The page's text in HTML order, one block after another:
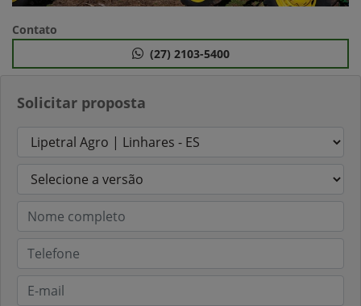
Solicitar proposta
Contato
(27) 2103-5400